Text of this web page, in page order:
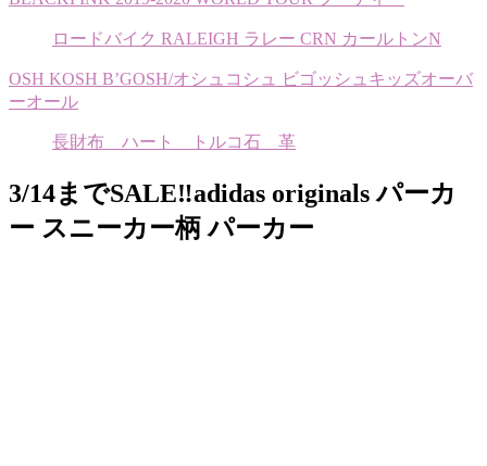
ロードバイク RALEIGH ラレー CRN カールトンN
OSH KOSH B’GOSH/オシュコシュ ビゴッシュキッズオーバ
ーオール
長財布 ハート トルコ石 革
3/14までSALE‼️adidas originals パーカ
ー スニーカー柄 パーカー